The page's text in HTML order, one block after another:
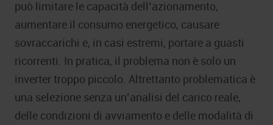
può limitare le capacità dell’azionamento,
aumentare il consumo energetico, causare
sovraccarichi e, in casi estremi, portare a guasti
ricorrenti. In pratica, il problema non è solo un
inverter troppo piccolo. Altrettanto problematica è
una selezione senza un’analisi del carico reale,
delle condizioni di avviamento e delle modalità di